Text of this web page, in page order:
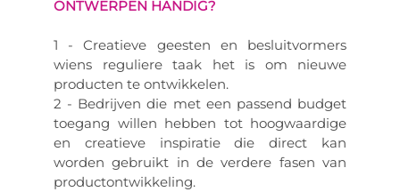
ONTWERPEN HANDIG?
1 - Creatieve geesten en besluitvormers
wiens reguliere taak het is om nieuwe
producten te ontwikkelen.
2 - Bedrijven die met een passend budget
toegang willen hebben tot hoogwaardige
en creatieve inspiratie die direct kan
worden gebruikt in de verdere fasen van
productontwikkeling.